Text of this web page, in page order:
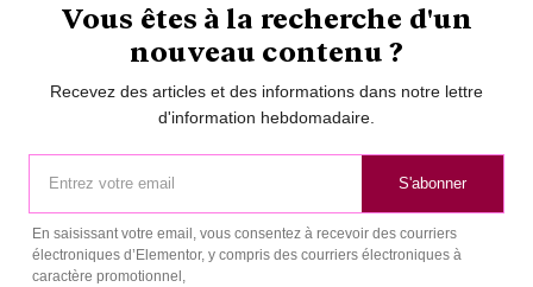
Vous êtes à la recherche d'un
nouveau contenu ?
Recevez des articles et des informations dans notre lettre
d'information hebdomadaire.
S'abonner
En saisissant votre email, vous consentez à recevoir des courriers
électroniques d’Elementor, y compris des courriers électroniques à
caractère promotionnel,